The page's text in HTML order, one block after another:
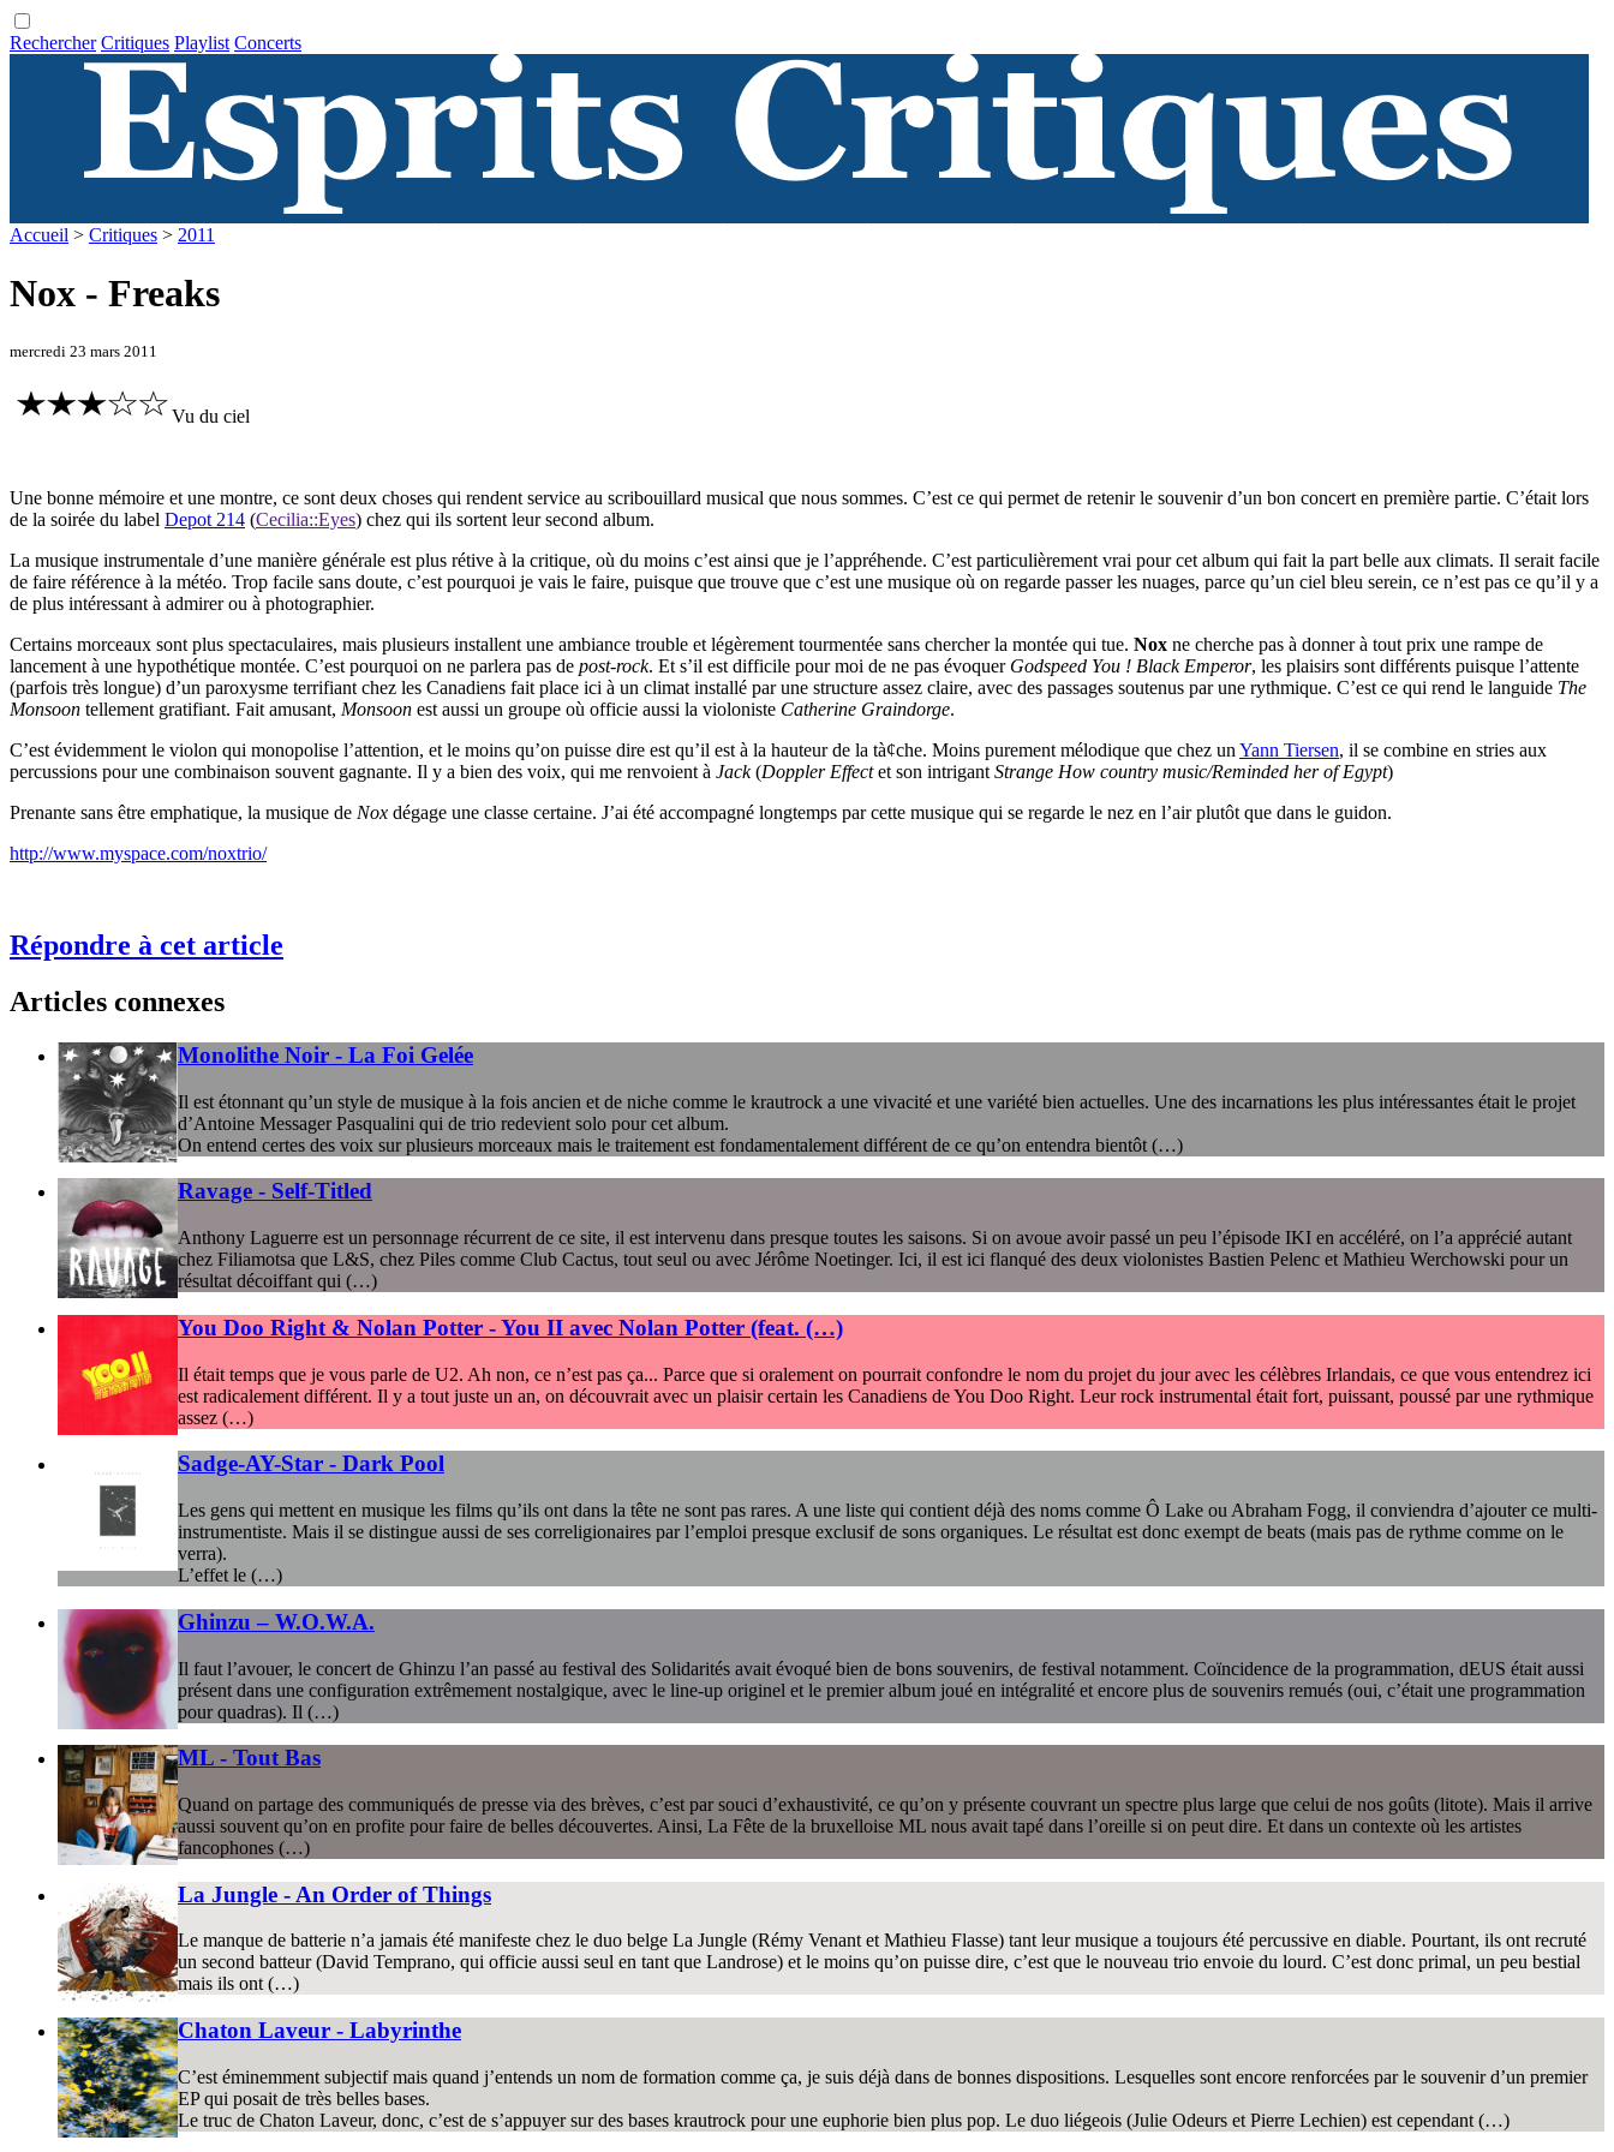
Rechercher Critiques Playlist Concerts
Accueil > Critiques > 2011
Nox - Freaks
mercredi 23 mars 2011
Vu du ciel
Une bonne mémoire et une montre, ce sont deux choses qui rendent service au scribouillard musical que nous sommes. C’est ce qui permet de retenir le souvenir d’un bon concert en première partie. C’était lors
de la soirée du label Depot 214 (Cecilia::Eyes) chez qui ils sortent leur second album.
La musique instrumentale d’une manière générale est plus rétive à la critique, où du moins c’est ainsi que je l’appréhende. C’est particulièrement vrai pour cet album qui fait la part belle aux climats. Il serait facile
de faire référence à la météo. Trop facile sans doute, c’est pourquoi je vais le faire, puisque que trouve que c’est une musique où on regarde passer les nuages, parce qu’un ciel bleu serein, ce n’est pas ce qu’il y a
de plus intéressant à admirer ou à photographier.
Certains morceaux sont plus spectaculaires, mais plusieurs installent une ambiance trouble et légèrement tourmentée sans chercher la montée qui tue. Nox ne cherche pas à donner à tout prix une rampe de
lancement à une hypothétique montée. C’est pourquoi on ne parlera pas de post-rock. Et s’il est difficile pour moi de ne pas évoquer Godspeed You ! Black Emperor, les plaisirs sont différents puisque l’attente
(parfois très longue) d’un paroxysme terrifiant chez les Canadiens fait place ici à un climat installé par une structure assez claire, avec des passages soutenus par une rythmique. C’est ce qui rend le languide The
Monsoon tellement gratifiant. Fait amusant, Monsoon est aussi un groupe où officie aussi la violoniste Catherine Graindorge.
C’est évidemment le violon qui monopolise l’attention, et le moins qu’on puisse dire est qu’il est à la hauteur de la tà¢che. Moins purement mélodique que chez un Yann Tiersen, il se combine en stries aux
percussions pour une combinaison souvent gagnante. Il y a bien des voix, qui me renvoient à Jack(Doppler Effectet son intrigant Strange How country music/Reminded her of Egypt)
Prenante sans être emphatique, la musique de Nox dégage une classe certaine. J’ai été accompagné longtemps par cette musique qui se regarde le nez en l’air plutôt que dans le guidon.
http://www.myspace.com/noxtrio/
Répondre à cet article
Articles connexes
Monolithe Noir - La Foi Gelée
Il est étonnant qu’un style de musique à la fois ancien et de niche comme le krautrock a une vivacité et une variété bien actuelles. Une des incarnations les plus intéressantes était le projet
d’Antoine Messager Pasqualini qui de trio redevient solo pour cet album.
On entend certes des voix sur plusieurs morceaux mais le traitement est fondamentalement différent de ce qu’on entendra bientôt (…)
Ravage - Self-Titled
Anthony Laguerre est un personnage récurrent de ce site, il est intervenu dans presque toutes les saisons. Si on avoue avoir passé un peu l’épisode IKI en accéléré, on l’a apprécié autant
chez Filiamotsa que L&S, chez Piles comme Club Cactus, tout seul ou avec Jérôme Noetinger. Ici, il est ici flanqué des deux violonistes Bastien Pelenc et Mathieu Werchowski pour un
résultat décoiffant qui (…)
You Doo Right & Nolan Potter - You II avec Nolan Potter (feat. (…)
Il était temps que je vous parle de U2. Ah non, ce n’est pas ça... Parce que si oralement on pourrait confondre le nom du projet du jour avec les célèbres Irlandais, ce que vous entendrez ici
est radicalement différent. Il y a tout juste un an, on découvrait avec un plaisir certain les Canadiens de You Doo Right. Leur rock instrumental était fort, puissant, poussé par une rythmique
assez (…)
Sadge-AY-Star - Dark Pool
Les gens qui mettent en musique les films qu’ils ont dans la tête ne sont pas rares. A une liste qui contient déjà des noms comme Ô Lake ou Abraham Fogg, il conviendra d’ajouter ce multi-
instrumentiste. Mais il se distingue aussi de ses correligionaires par l’emploi presque exclusif de sons organiques. Le résultat est donc exempt de beats (mais pas de rythme comme on le
verra).
L’effet le (…)
Ghinzu – W.O.W.A.
Il faut l’avouer, le concert de Ghinzu l’an passé au festival des Solidarités avait évoqué bien de bons souvenirs, de festival notamment. Coïncidence de la programmation, dEUS était aussi
présent dans une configuration extrêmement nostalgique, avec le line-up originel et le premier album joué en intégralité et encore plus de souvenirs remués (oui, c’était une programmation
pour quadras). Il (…)
ML - Tout Bas
Quand on partage des communiqués de presse via des brèves, c’est par souci d’exhaustivité, ce qu’on y présente couvrant un spectre plus large que celui de nos goûts (litote). Mais il arrive
aussi souvent qu’on en profite pour faire de belles découvertes. Ainsi, La Fête de la bruxelloise ML nous avait tapé dans l’oreille si on peut dire. Et dans un contexte où les artistes
fancophones (…)
La Jungle - An Order of Things
Le manque de batterie n’a jamais été manifeste chez le duo belge La Jungle (Rémy Venant et Mathieu Flasse) tant leur musique a toujours été percussive en diable. Pourtant, ils ont recruté
un second batteur (David Temprano, qui officie aussi seul en tant que Landrose) et le moins qu’on puisse dire, c’est que le nouveau trio envoie du lourd. C’est donc primal, un peu bestial
mais ils ont (…)
Chaton Laveur - Labyrinthe
C’est éminemment subjectif mais quand j’entends un nom de formation comme ça, je suis déjà dans de bonnes dispositions. Lesquelles sont encore renforcées par le souvenir d’un premier
EP qui posait de très belles bases.
Le truc de Chaton Laveur, donc, c’est de s’appuyer sur des bases krautrock pour une euphorie bien plus pop. Le duo liégeois (Julie Odeurs et Pierre Lechien) est cependant (…)